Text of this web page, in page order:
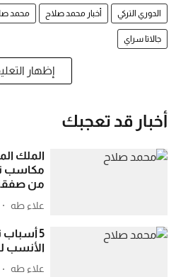
الدوري التركي أخبار محمد صلاح محمد
جالاتا سراي
إظهار
أخبار قد تعجبك
الملك
مكاسب
من
علاء طه
5
الأنسب
علاء طه